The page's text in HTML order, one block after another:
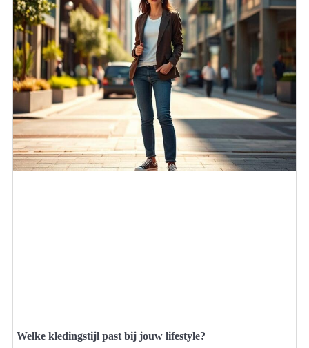
Welke kledingstijl past bij jouw lifestyle?